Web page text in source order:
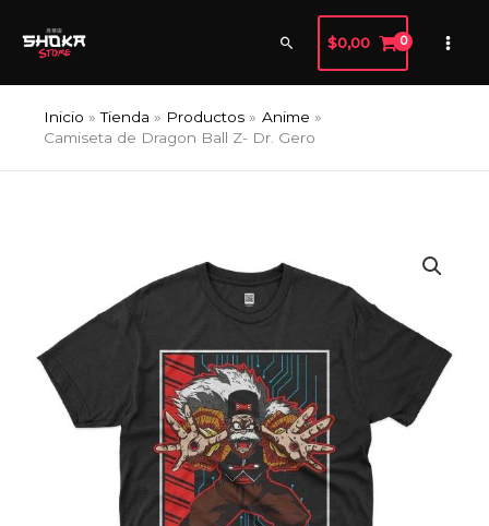
Buscar
$0,00
Inicio Tienda Productos
Anime
Camiseta de Dragon Ball Z- Dr. Gero
cantidad